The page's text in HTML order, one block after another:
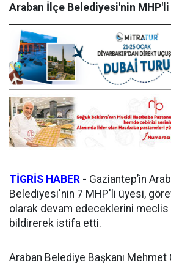
Araban İlçe Belediyesi'nin
TİGRİS HABER - Gaziantep’in
Belediyesi'nin 7 MHP'li üyesi,
olarak devam edeceklerini meclis
bildirerek istifa etti.
Araban Belediye Başkanı Mehmet